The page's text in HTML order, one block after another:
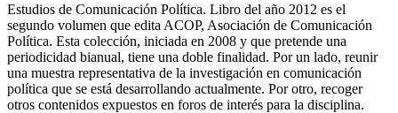
Estudios de Comunicación Política. Libro del año 2012 es el
segundo volumen que edita ACOP, Asociación de Comunicación
Política. Esta colección, iniciada en 2008 y que pretende una
periodicidad bianual, tiene una doble finalidad. Por un lado, reunir
una muestra representativa de la investigación en comunicación
política que se está desarrollando actualmente. Por otro, recoger
otros contenidos expuestos en foros de interés para la disciplina.